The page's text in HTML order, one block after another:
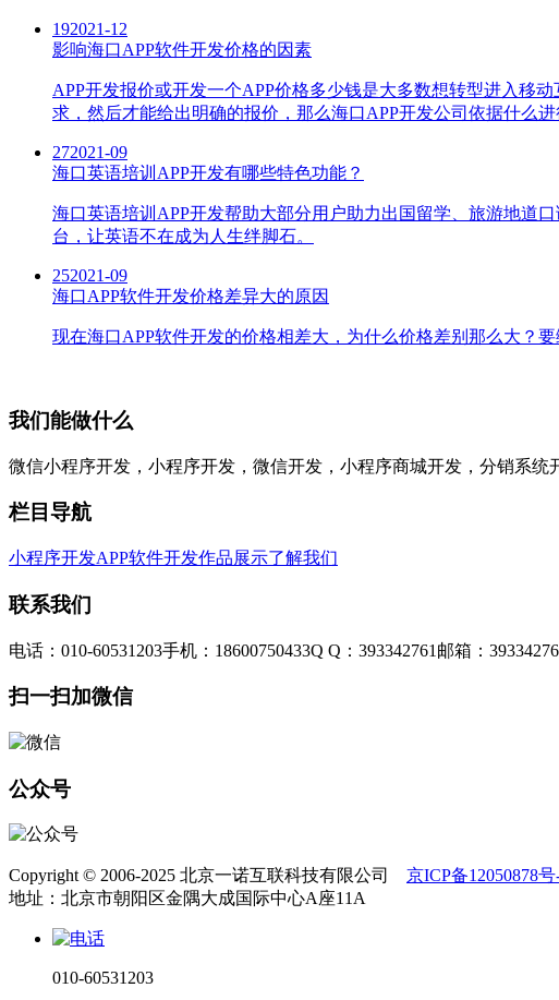
192021-12
影响海口APP软件开发价格的因素
APP开发报价或开发一个APP价格多少钱是大多数想转型进入移
求，然后才能给出明确的报价，那么海口APP开发公司依据什么进
272021-09
海口英语培训APP开发有哪些特色功能？
海口英语培训APP开发帮助大部分用户助力出国留学、旅游地道
台，让英语不在成为人生绊脚石。
252021-09
海口APP软件开发价格差异大的原因
现在海口APP软件开发的价格相差大，为什么价格差别那么大？
我们能做什么
微信小程序开发，小程序开发，微信开发，小程序商城开发，分销系
栏目导航
小程序开发APP软件开发作品展示了解我们
联系我们
电话：010-60531203手机：18600750433Q Q：393342761 邮箱：
扫一扫加微信
公众号
Copyright © 2006-2025 北京一诺互联科技有限公司 京ICP备12050878号
地址：北京市朝阳区金隅大成国际中心A座11A
010-60531203